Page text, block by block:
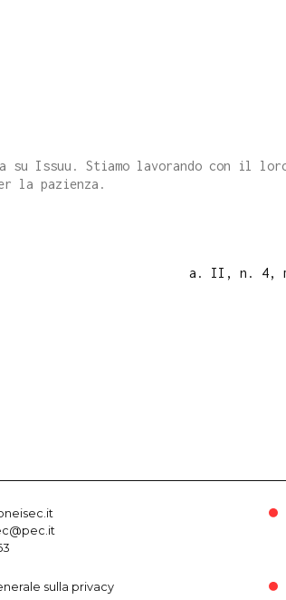
Issuu. Stiamo lavorando con il
la pazienza.
a. II, n. 4,
sulla privacy